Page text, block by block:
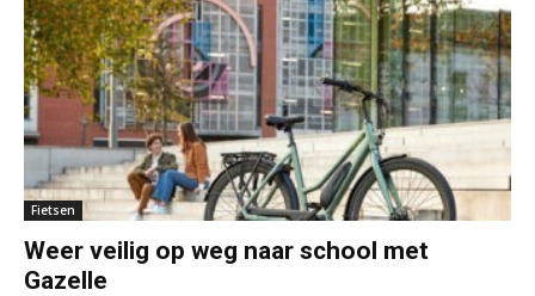
Fietsen
Weer veilig op weg naar school met
Gazelle